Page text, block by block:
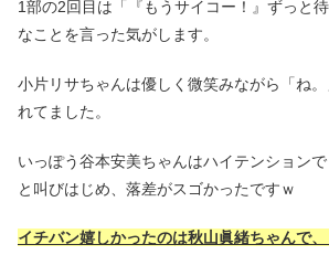
1部の2回目は「『もうサイコー！』ずっと
なことを言った気がします。
小片リサちゃんは優しく微笑みながら「ね
れてました。
いっぽう谷本安美ちゃんはハイテンションで
と叫びはじめ、落差がスゴかったですｗ
イチバン嬉しかったのは秋山眞緒ちゃんで